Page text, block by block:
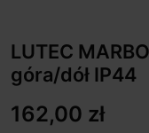
LUTEC
góra/dół IP44
162,00 zł